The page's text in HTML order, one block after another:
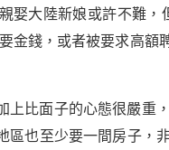
娶大陸新娘或許不難
金錢，或者被要求高額
上比面子的心態很嚴重
區也至少要一間房子，